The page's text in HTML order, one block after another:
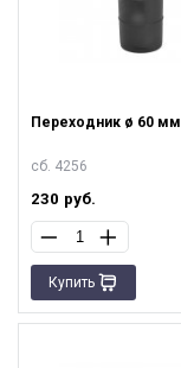
Переходник ø 60 мм
сб. 4256
230 руб.
Купить